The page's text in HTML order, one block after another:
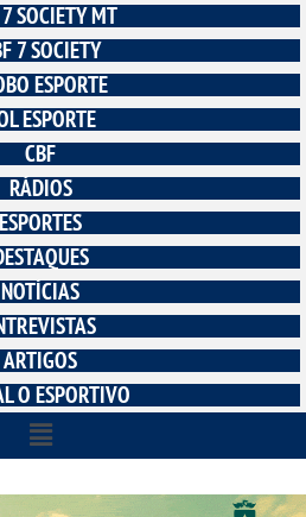
SOCIETY MT
7 SOCIETY
ESPORTE
ESPORTE
CBF
RÁDIOS
ESPORTES
NOTÍCIAS
ARTIGOS
O ESPORTIVO